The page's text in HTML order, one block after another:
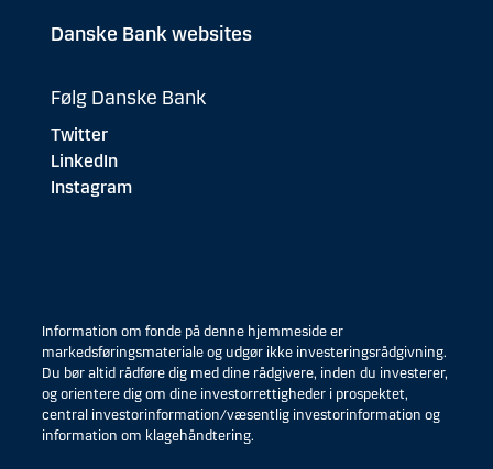
Danske Bank websites
Følg Danske Bank
Twitter
LinkedIn
Instagram
Information om fonde på denne hjemmeside er
markedsføringsmateriale og udgør ikke investeringsrådgivning.
Du bør altid rådføre dig med dine rådgivere, inden du investerer,
og orientere dig om dine investorrettigheder i prospektet,
central investorinformation/væsentlig investorinformation og
information om klagehåndtering.